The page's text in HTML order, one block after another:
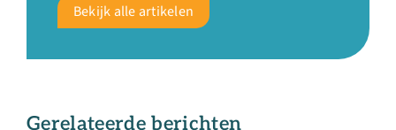
Bekijk alle artikelen
Gerelateerde berichten